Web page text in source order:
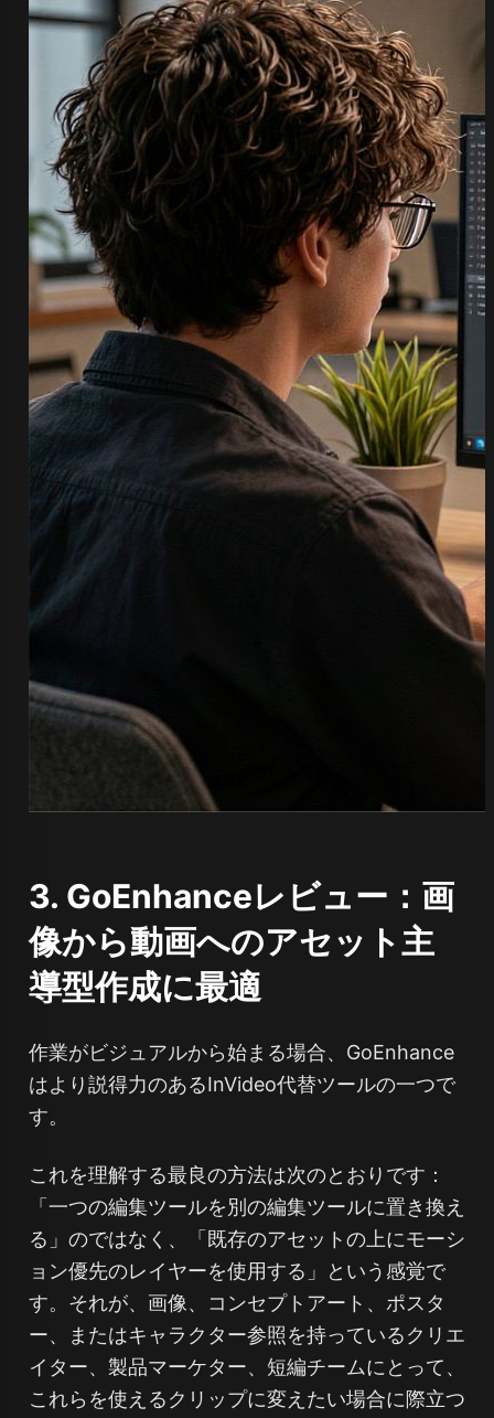
3. GoEnhanceレビュー：画
像から動画へのアセット主
導型作成に最適
作業がビジュアルから始まる場合、GoEnhance
はより説得力のあるInVideo代替ツールの一つで
す。
これを理解する最良の方法は次のとおりです：
「一つの編集ツールを別の編集ツールに置き換え
る」のではなく、「既存のアセットの上にモーシ
ョン優先のレイヤーを使用する」という感覚で
す。それが、画像、コンセプトアート、ポスタ
ー、またはキャラクター参照を持っているクリエ
イター、製品マーケター、短編チームにとって、
これらを使えるクリップに変えたい場合に際立つ